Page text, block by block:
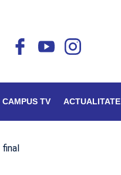
TV ACTUALITATE
final